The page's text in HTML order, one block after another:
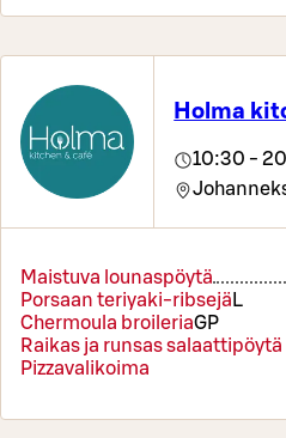
Holma
10:30 -
Maistuva lounaspöytä
Porsaan teriyaki-ribsejä L
Chermoula broileriaGP
Raikas ja runsas salaattipöytä
Pizzavalikoima